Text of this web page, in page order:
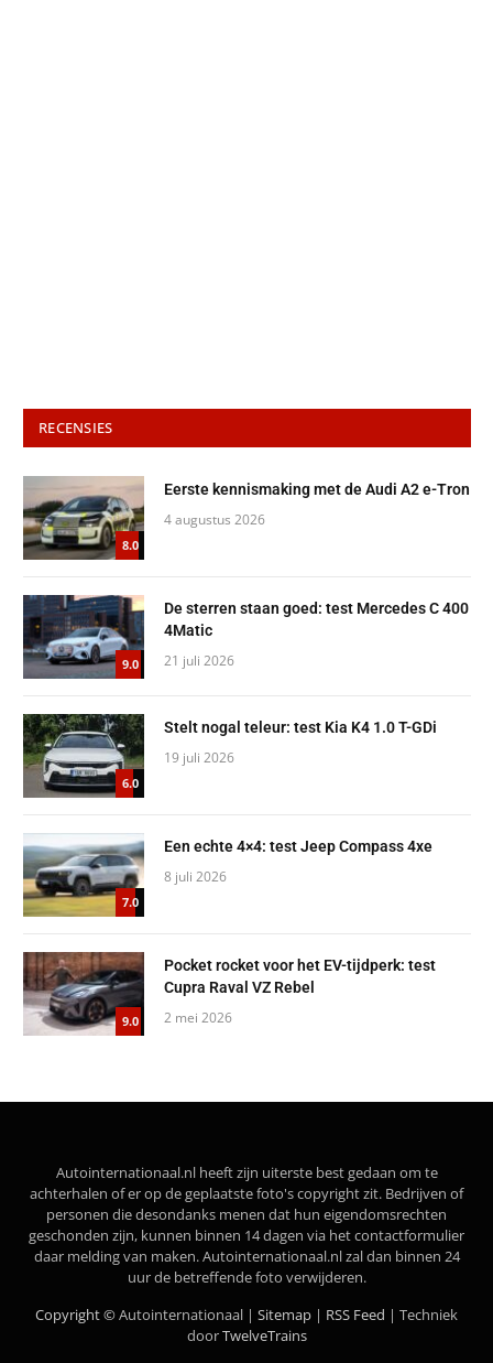
RECENSIES
8.0
Eerste kennismaking met de Audi A2 e-Tron
4 augustus 2026
9.0
De sterren staan goed: test Mercedes C 400
4Matic
21 juli 2026
6.0
Stelt nogal teleur: test Kia K4 1.0 T-GDi
19 juli 2026
7.0
Een echte 4×4: test Jeep Compass 4xe
8 juli 2026
9.0
Pocket rocket voor het EV-tijdperk: test
Cupra Raval VZ Rebel
2 mei 2026
Autointernationaal.nl heeft zijn uiterste best gedaan om te
achterhalen of er op de geplaatste foto's copyright zit. Bedrijven of
personen die desondanks menen dat hun eigendomsrechten
geschonden zijn, kunnen binnen 14 dagen via het contactformulier
daar melding van maken. Autointernationaal.nl zal dan binnen 24
uur de betreffende foto verwijderen.
Copyright ©Autointernationaal | Sitemap | RSS Feed | Techniek
doorTwelveTrains